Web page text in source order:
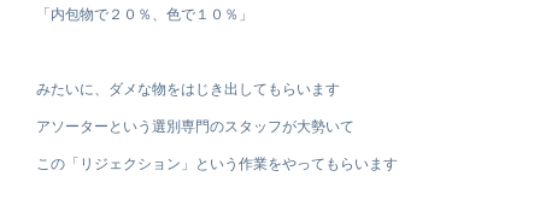
「内包物で２０％、色で１０％」
みたいに、ダメな物をはじき出してもらいます
アソーターという選別専門のスタッフが大勢いて
この「リジェクション」という作業をやってもらいます